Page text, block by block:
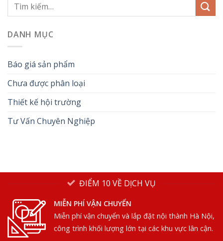
DANH MỤC
Báo giá sản phẩm
Chưa được phân loại
Thiết kế hội trường
Tư Vấn Chuyên Nghiệp
ĐIỂM 10 VỀ DỊCH VỤ
MIỄN PHÍ VẬN CHUYỂN
Miễn phí vận chuyển và lắp đặt nội thành Hà Nội,
công trình khối lượng lớn tại các khu vực lân cận.